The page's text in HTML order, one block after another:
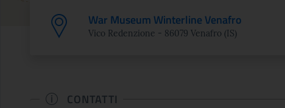
War Museum Winterline Venafro
Vico Redenzione - 86079 Venafro (IS)
CONTATTI